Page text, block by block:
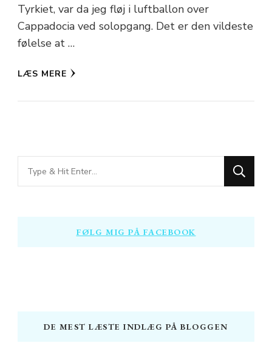
Tyrkiet, var da jeg fløj i luftballon over
Cappadocia ved solopgang. Det er den vildeste
følelse at …
LÆS MERE
Looking
for
FØLG MIG PÅ FACEBOOK
DE MEST LÆSTE INDLÆG PÅ BLOGGEN